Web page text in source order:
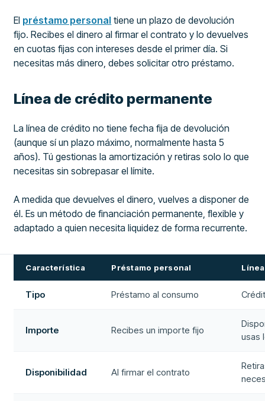
El préstamo personal tiene un plazo de devolución
fijo. Recibes el dinero al firmar el contrato y lo devuelves
en cuotas fijas con intereses desde el primer día. Si
necesitas más dinero, debes solicitar otro préstamo.
Línea de crédito permanente
La línea de crédito no tiene fecha fija de devolución
(aunque sí un plazo máximo, normalmente hasta 5
años). Tú gestionas la amortización y retiras solo lo que
necesitas sin sobrepasar el límite.
A medida que devuelves el dinero, vuelves a disponer de
él. Es un método de financiación permanente, flexible y
adaptado a quien necesita liquidez de forma recurrente.
Característica Préstamo personal
Tipo Préstamo al consumo
Importe Recibes un importe fijo
usas
Disponibilidad Al firmar el contrato